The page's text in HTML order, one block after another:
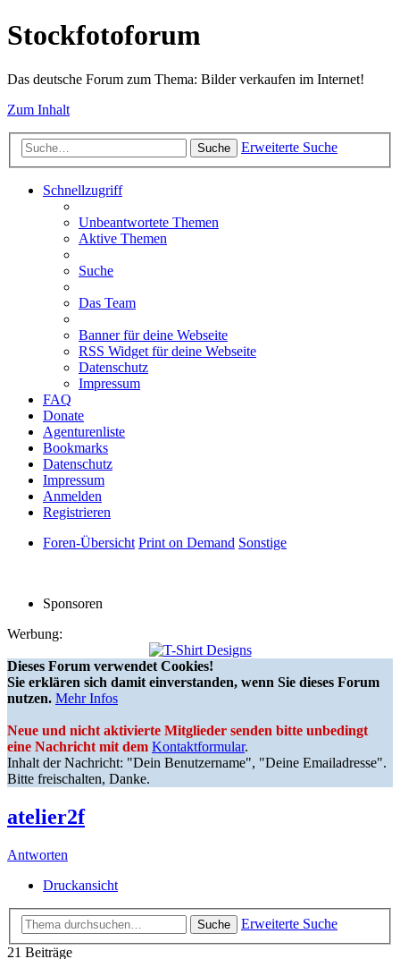
Stockfotoforum
Das deutsche Forum zum Thema: Bilder verkaufen im Internet!
Zum Inhalt
Suche Erweiterte Suche
Schnellzugriff
Unbeantwortete Themen
Aktive Themen
Suche
Das Team
Banner für deine Webseite
RSS Widget für deine Webseite
Datenschutz
Impressum
FAQ
Donate
Agenturenliste
Bookmarks
Datenschutz
Impressum
Anmelden
Registrieren
Foren-Übersicht Print on Demand Sonstige
Sponsoren
Werbung:
Dieses Forum verwendet Cookies!
Sie erklären sich damit einverstanden, wenn Sie dieses Forum
nutzen. Mehr Infos
Neue und nicht aktivierte Mitglieder senden bitte unbedingt
eine Nachricht mit dem Kontaktformular.
Inhalt der Nachricht: "Dein Benutzername", "Deine Emailadresse".
Bitte freischalten, Danke.
atelier2f
Antworten
Druckansicht
Suche
Erweiterte Suche
21 Beiträge